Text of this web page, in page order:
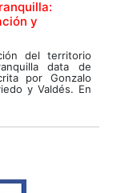
y
del territorio
data de
por Gonzalo
y Valdés. En